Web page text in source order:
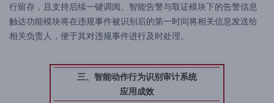
行留存，且支持后续一键调阅。智能告警与取证模块下的告警信息
触达功能模块将在违规事件被识别后的第一时间将相关信息发送给
相关负责人，便于其对违规事件进行及时处理。
三、智能动作行为识别审计系统
应用成效